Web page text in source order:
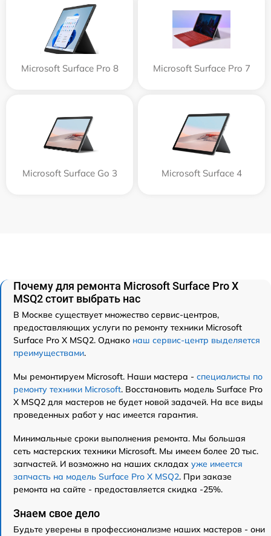
Microsoft Surface Pro 8 Microsoft Surface Pro 7
Microsoft Surface Go 3 Microsoft Surface 4
Почему для ремонта Microsoft Surface Pro X
MSQ2 стоит выбрать нас
В Москве существует множество сервис-центров,
предоставляющих услуги по ремонту техники Microsoft
Surface Pro X MSQ2. Однако наш сервис-центр выделяется
преимуществами.
Мы ремонтируем Microsoft. Наши мастера - специалисты по
ремонту техники Microsoft. Восстановить модель Surface Pro
X MSQ2 для мастеров не будет новой задачей. На все виды
проведенных работ у нас имеется гарантия.
Минимальные сроки выполнения ремонта. Мы большая
сеть мастерских техники Microsoft. Мы имеем более 20 тыс.
запчастей. И возможно на наших складах уже имеется
запчасть на модель Surface Pro X MSQ2. При заказе
ремонта на сайте - предоставляется скидка -25%.
Знаем свое дело
Будьте уверены в профессионализме наших мастеров - они